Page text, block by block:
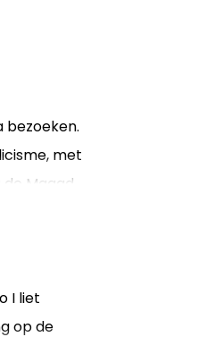
bezoeken.
met
de Maagd
en
I liet
op de